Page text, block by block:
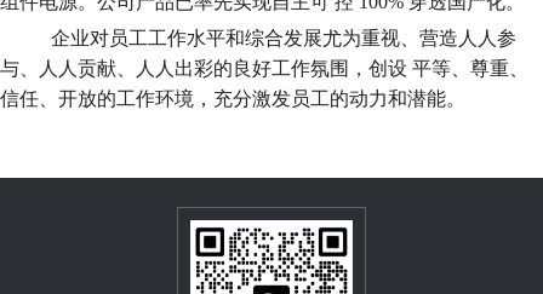
企业对员工工作水平和综合发展尤为重视、营造人人参
与、人人贡献、人人出彩的良好工作氛围，创设 平等、尊重、
信任、开放的工作环境，充分激发员工的动力和潜能。